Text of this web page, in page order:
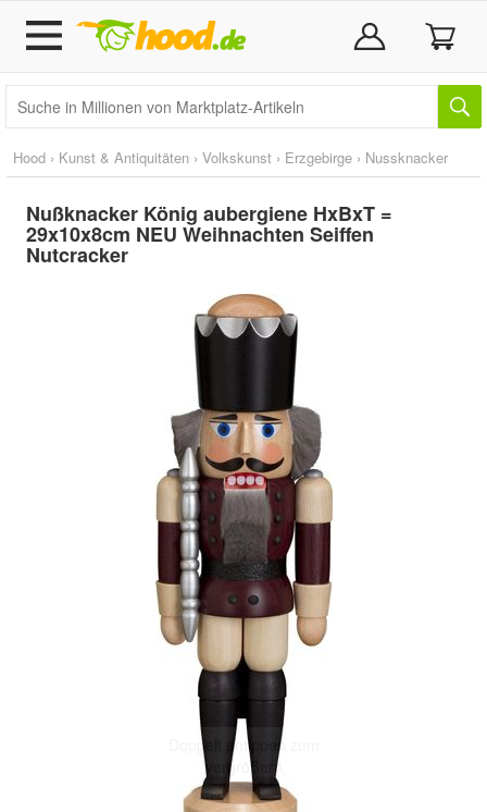
Hood › Kunst & Antiquitäten › Volkskunst › Erzgebirge › Nussknacker
Nußknacker König aubergiene HxBxT =
29x10x8cm NEU Weihnachten Seiffen
Nutcracker
Doppelt antippen zum
vergrößern